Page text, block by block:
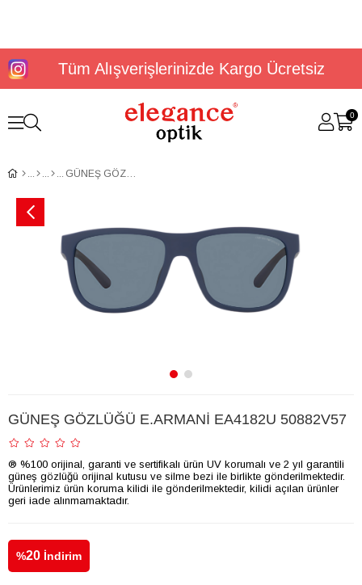
Tüm Alışverişlerinizde Kargo Ücretsiz
0
GÜNEŞ GÖZLÜĞÜ E.ARMANİ EA4182U 50882V57
GÜNEŞ GÖZLÜĞÜ E.ARMANİ EA4182U 50882V57
® %100 orijinal, garanti ve sertifikalı ürün UV korumalı ve 2 yıl garantili
güneş gözlüğü orijinal kutusu ve silme bezi ile birlikte gönderilmektedir.
Ürünlerimiz ürün koruma kilidi ile gönderilmektedir, kilidi açılan ürünler
geri iade alınmamaktadır.
%20 İndirim